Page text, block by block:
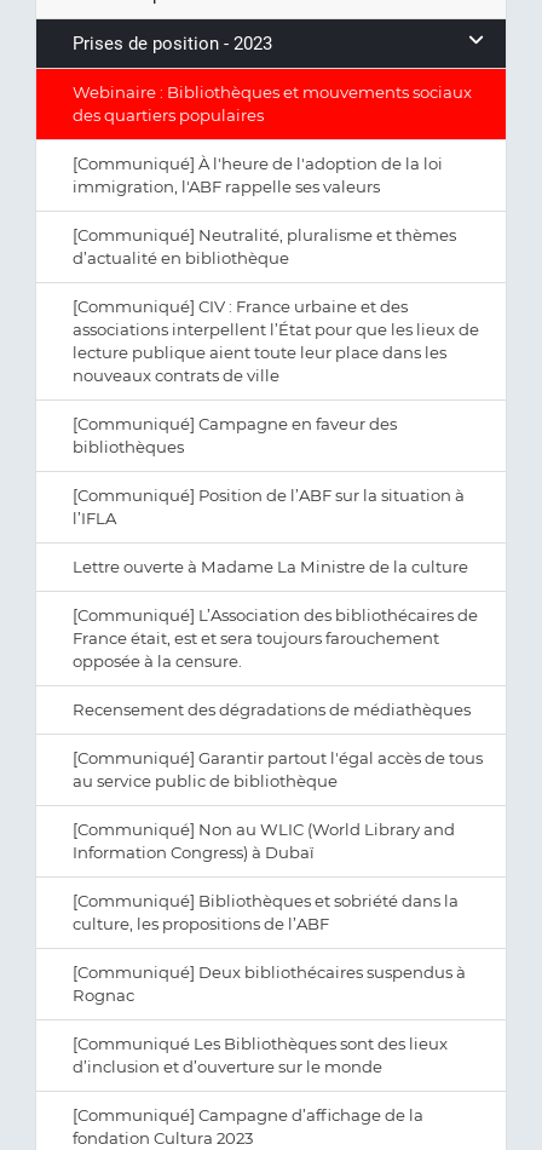
Prises de position - 2023
Webinaire : Bibliothèques et mouvements sociaux
des quartiers populaires
[Communiqué] À l'heure de l'adoption de la loi
immigration, l'ABF rappelle ses valeurs
[Communiqué] Neutralité, pluralisme et thèmes
d’actualité en bibliothèque
[Communiqué] CIV : France urbaine et des
associations interpellent l’État pour que les lieux de
lecture publique aient toute leur place dans les
nouveaux contrats de ville
[Communiqué] Campagne en faveur des
bibliothèques
[Communiqué] Position de l’ABF sur la situation à
l’IFLA
Lettre ouverte à Madame La Ministre de la culture
[Communiqué] L’Association des bibliothécaires de
France était, est et sera toujours farouchement
opposée à la censure.
Recensement des dégradations de médiathèques
[Communiqué] Garantir partout l'égal accès de tous
au service public de bibliothèque
[Communiqué] Non au WLIC (World Library and
Information Congress) à Dubaï
[Communiqué] Bibliothèques et sobriété dans la
culture, les propositions de l’ABF
[Communiqué] Deux bibliothécaires suspendus à
Rognac
[Communiqué Les Bibliothèques sont des lieux
d’inclusion et d’ouverture sur le monde
[Communiqué] Campagne d’affichage de la
fondation Cultura 2023